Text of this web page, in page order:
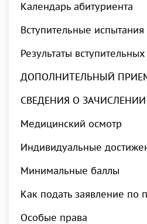
Календарь абитуриента
Вступительные испытания
Результаты
ДОПОЛНИТЕЛЬНЫЙ
СВЕДЕНИЯ О ЗАЧИСЛЕНИИ
Медицинский осмотр
Индивидуальные
Минимальные баллы
Как подать заявление по
Особые права